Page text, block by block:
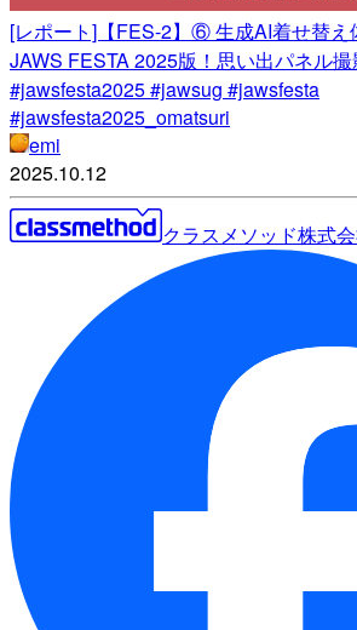
[レポート]【FES-2】⑥ 生成AI着せ替
JAWS FESTA 2025版！思い出パネル
#jawsfesta2025 #jawsug #jawsfesta
#jawsfesta2025_omatsuri
emi
2025.10.12
クラスメソッド株式